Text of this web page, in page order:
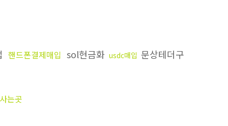
핸드폰결제매입 sol현금화 usdc매입 문상테더구
는곳